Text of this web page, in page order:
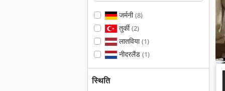
जर्मनी(8)
तुर्की(2)
लातविया(1)
नीदरलैंड (1)
स्थिति